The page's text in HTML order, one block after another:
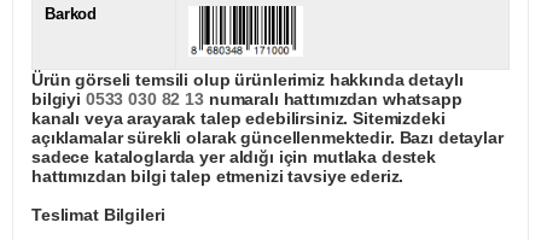
Barkod
Ürün görseli temsili olup ürünlerimiz hakkında detaylı
bilgiyi 0533 030 82 13numaralı hattımızdan whatsapp
kanalı veya arayarak talep edebilirsiniz. Sitemizdeki
açıklamalar sürekli olarak güncellenmektedir. Bazı detaylar
sadece kataloglarda yer aldığı için mutlaka destek
hattımızdan bilgi talep etmenizi tavsiye ederiz.
Teslimat Bilgileri